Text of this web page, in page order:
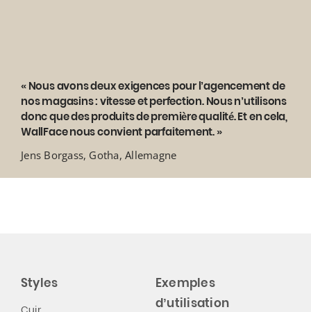
« Nous avons deux exigences pour l’agencement de
nos magasins : vitesse et perfection. Nous n’utilisons
donc que des produits de première qualité. Et en cela,
WallFace nous convient parfaitement. »
Jens Borgass, Gotha, Allemagne
Styles
Exemples
d’utilisation